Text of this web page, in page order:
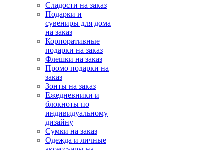
Сладости на заказ
Подарки и
сувениры для дома
на заказ
Корпоративные
подарки на заказ
Флешки на заказ
Промо подарки на
заказ
Зонты на заказ
Ежедневники и
блокноты по
индивидуальному
дизайну
Сумки на заказ
Одежда и личные